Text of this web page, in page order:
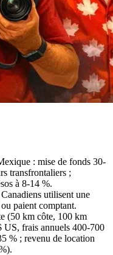
: mise de fonds 30-
transfrontaliers ;
à 8-14 %.
utilisent une
paient comptant.
(50 km côte, 100 km
US, frais annuels 400-700
% ; revenu de location